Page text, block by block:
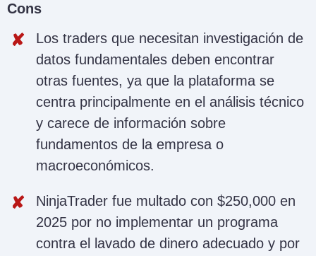
Cons
Los traders que necesitan investigación de
datos fundamentales deben encontrar
otras fuentes, ya que la plataforma se
centra principalmente en el análisis técnico
y carece de información sobre
fundamentos de la empresa o
macroeconómicos.
NinjaTrader fue multado con $250,000 en
2025 por no implementar un programa
contra el lavado de dinero adecuado y por